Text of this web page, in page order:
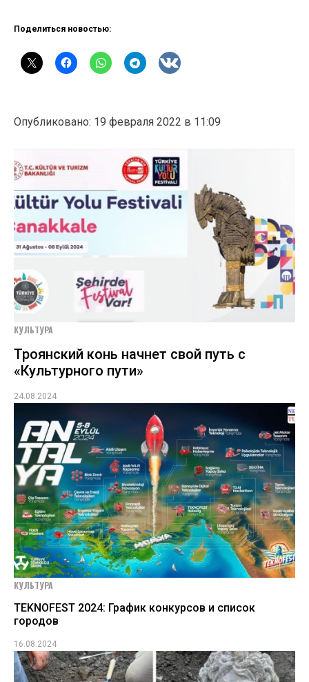
Поделиться новостью:
Опубликовано: 19 февраля 2022 в 11:09
КУЛЬТУРА
Троянский конь начнет свой путь с
«Культурного пути»
24.08.2024
КУЛЬТУРА
TEKNOFEST 2024: График конкурсов и список
городов
16.08.2024